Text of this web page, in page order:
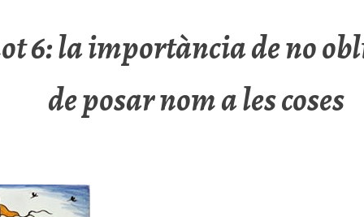
6: la importància de no
de posar nom a les coses